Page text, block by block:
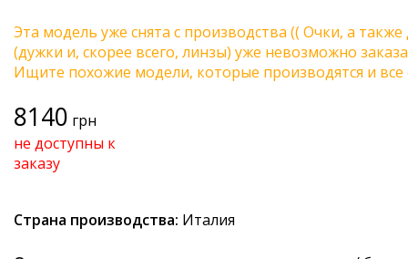
Эта модель уже снята с производства (( Очки, а
(дужки и, скорее всего, линзы) уже невозможно
Ищите похожие модели, которые производятся и
8140 грн
не доступны к
заказу
Страна производства: Италия